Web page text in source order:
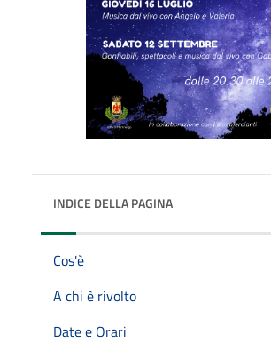
INDICE DELLA PAGINA
Cos'è
A chi è rivolto
Date e Orari